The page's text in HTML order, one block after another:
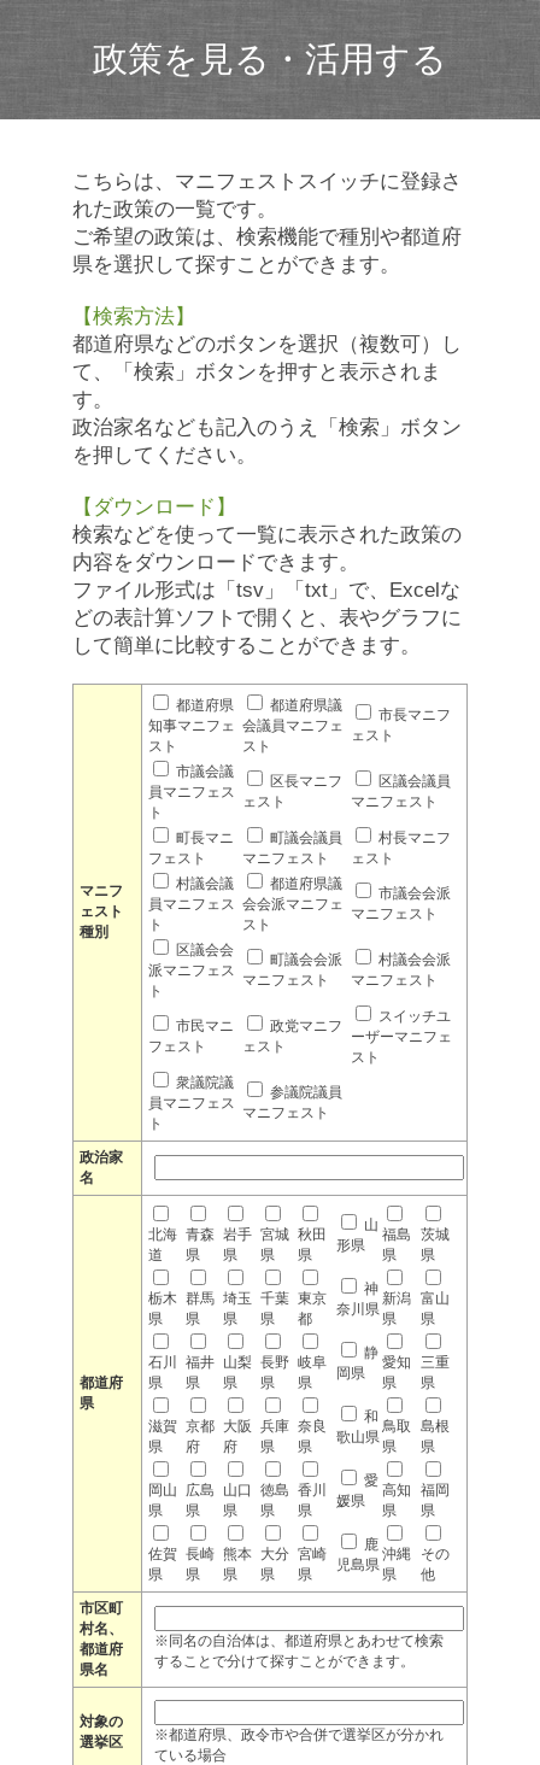
政策を見る・活用する
こちらは、マニフェストスイッチに登録さ
れた政策の一覧です。
ご希望の政策は、検索機能で種別や都道府
県を選択して探すことができます。
【検索方法】
都道府県などのボタンを選択（複数可）し
て、「検索」ボタンを押すと表示されま
す。
政治家名なども記入のうえ「検索」ボタン
を押してください。
【ダウンロード】
検索などを使って一覧に表示された政策の
内容をダウンロードできます。
ファイル形式は「tsv」「txt」で、Excelな
どの表計算ソフトで開くと、表やグラフに
して簡単に比較することができます。
マニフ
ェスト
種別
都道府県
知事マニフェ
スト
都道府県議
会議員マニフェ
スト
市長マニフ
ェスト
市議会議
員マニフェス
ト
区長マニフ
ェスト
区議会議員
マニフェスト
町長マニ
フェスト
町議会議員
マニフェスト
村長マニフ
ェスト
村議会議
員マニフェス
ト
都道府県議
会会派マニフェ
スト
市議会会派
マニフェスト
区議会会
派マニフェス
ト
町議会会派
マニフェスト
村議会会派
マニフェスト
市民マニ
フェスト
政党マニフ
ェスト
スイッチユ
ーザーマニフェ
スト
衆議院議
員マニフェス
ト
参議院議員
マニフェスト
政治家
名
都道府
県
北海
道
青森
県
岩手
県
宮城
県
秋田
県
山
形県
福島
県
茨城
県
栃木
県
群馬
県
埼玉
県
千葉
県
東京
都
神
奈川県
新潟
県
富山
県
石川
県
福井
県
山梨
県
長野
県
岐阜
県
静
岡県
愛知
県
三重
県
滋賀
県
京都
府
大阪
府
兵庫
県
奈良
県
和
歌山県
鳥取
県
島根
県
岡山
県
広島
県
山口
県
徳島
県
香川
県
愛
媛県
高知
県
福岡
県
佐賀
県
長崎
県
熊本
県
大分
県
宮崎
県
鹿
児島県
沖縄
県
その
他
市区町
村名、
都道府
県名
※同名の自治体は、都道府県とあわせて検索
することで分けて探すことができます。
対象の
選挙区
※都道府県、政令市や合併で選挙区が分かれ
ている場合